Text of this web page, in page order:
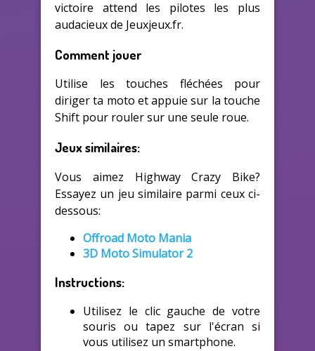
victoire attend les pilotes les plus
audacieux de Jeuxjeux.fr.
Comment jouer
Utilise les touches fléchées pour
diriger ta moto et appuie sur la touche
Shift pour rouler sur une seule roue.
Jeux similaires:
Vous aimez Highway Crazy Bike?
Essayez un jeu similaire parmi ceux ci-
dessous:
Offroad Moto Mania
3D Moto Simulator 2
Instructions:
Utilisez le clic gauche de votre
souris ou tapez sur l'écran si
vous utilisez un smartphone.